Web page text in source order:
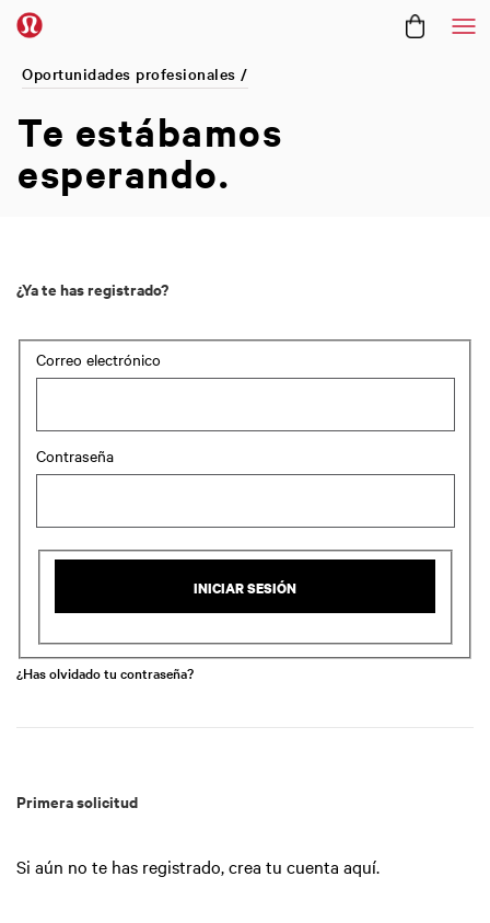
Oportunidades profesionales /
Te estábamos
esperando.
¿Ya te has registrado?
Login: user and password
Correo electrónico
Contraseña
INICIAR SESIÓN
¿Has olvidado tu contraseña?
Primera solicitud
Si aún no te has registrado, crea tu cuenta aquí.